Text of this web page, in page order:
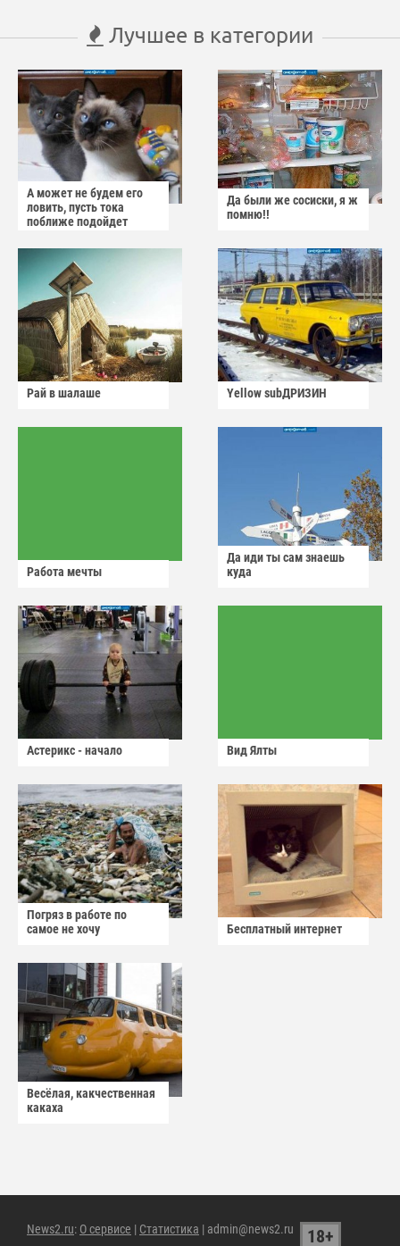
Лучшее в категории
А может не будем его
ловить, пусть тока
поближе подойдет
Да были же сосиски, я ж
помню!!
Рай в шалаше Yellow subДРИЗИН
Работа мечты
Да иди ты сам знаешь
куда
Астерикс - начало Вид Ялты
Погряз в работе по
самое не хочу
Бесплатный интернет
Весёлая, какчественная
какаха
News2.ru: О сервисе | Статистика | admin@news2.ru 18+